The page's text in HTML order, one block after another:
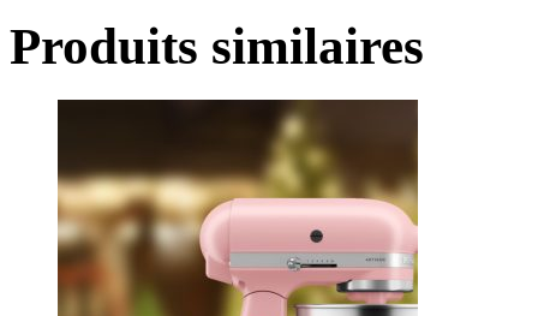
Produits similaires